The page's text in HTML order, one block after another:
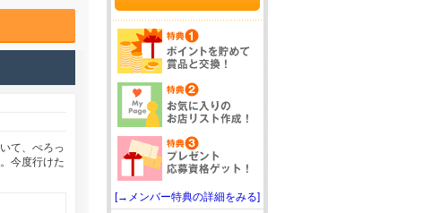
て、ぺろっ
今度行けた
[→メンバー特典の詳細をみる]